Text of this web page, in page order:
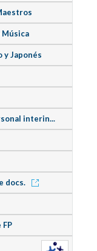
Música
Japonés
interin...
docs.